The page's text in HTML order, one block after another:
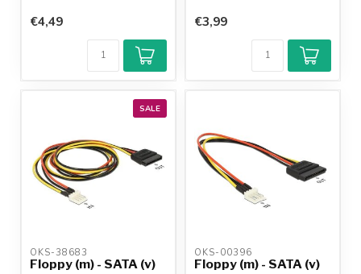
€4,49 €3,99
SALE
OKS-38683
Floppy (m) - SATA (v)
OKS-00396
Floppy (m) - SATA (v)